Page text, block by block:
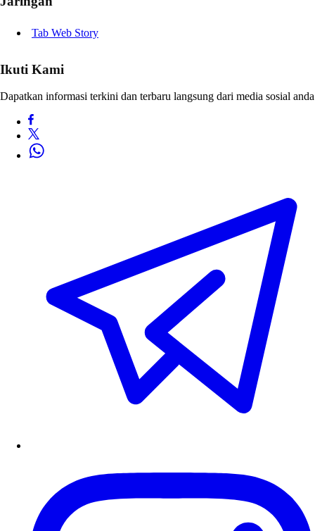
Tab Web Story
Ikuti Kami
Dapatkan informasi terkini dan terbaru langsung dari media sosial anda